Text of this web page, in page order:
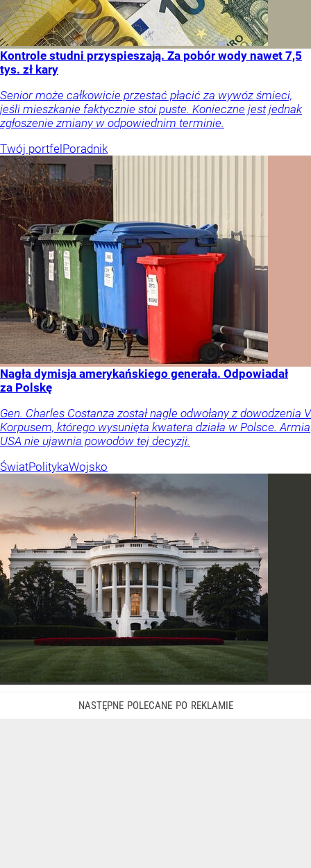
Kontrole studni przyspieszają. Za pobór wody nawet 7,5
tys. zł kary
Senior może całkowicie przestać płacić za wywóz śmieci,
jeśli mieszkanie faktycznie stoi puste. Konieczne jest jednak
zgłoszenie zmiany w odpowiednim terminie.
Twój portfelPoradnik
Nagła dymisja amerykańskiego generała. Odpowiadał
za Polskę
Gen. Charles Costanza został nagle odwołany z dowodzenia V
Korpusem, którego wysunięta kwatera działa w Polsce. Armia
USA nie ujawnia powodów tej decyzji.
ŚwiatPolitykaWojsko